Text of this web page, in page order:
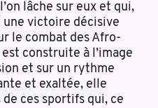
lâche sur eux et qui,
victoire décisive
le combat des Afro-
construite à l’image
et sur un rythme
et exaltée, elle
ces sportifs qui, ce